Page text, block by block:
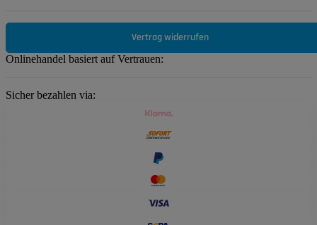
Vertrag widerrufen
Onlinehandel basiert auf Vertrauen:
Sicher bezahlen via: